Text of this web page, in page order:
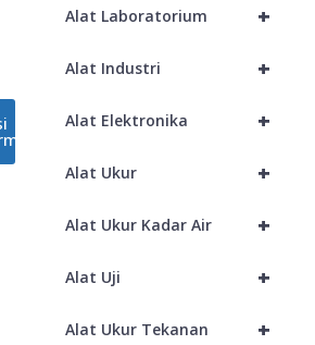
+
Alat Laboratorium
+
Alat Industri
+
Alat Elektronika
+
Alat Ukur
+
Alat Ukur Kadar Air
+
Alat Uji
+
Alat Ukur Tekanan